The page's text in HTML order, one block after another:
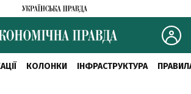
КОЛОНКИ ІНФРАСТРУКТУРА